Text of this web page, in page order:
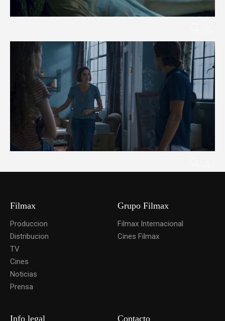
Filmax
Produccion
Distribucion
TV
Cines
Noticias
Prensa
Grupo Filmax
Filmax Internacional
Cines Filmax
Info legal Contacto